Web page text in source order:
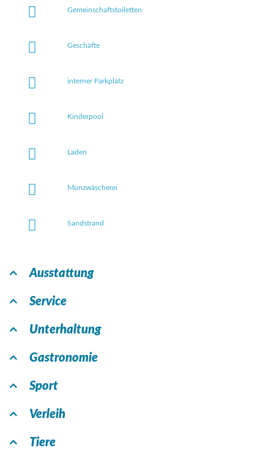
Gemeinschaftstoiletten
Geschäfte
interner Parkplatz
Kinderpool
Laden
Münzwäscherei
Sandstrand
Ausstattung
Service
Unterhaltung
Gastronomie
Sport
Verleih
Tiere